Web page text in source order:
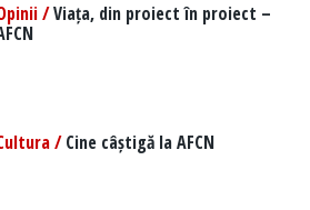
/Viața, din proiect în proiect –
/Cine câștigă la AFCN